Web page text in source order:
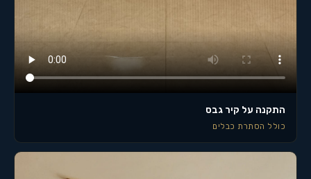
התקנה על קיר גבס
כולל הסתרת כבלים